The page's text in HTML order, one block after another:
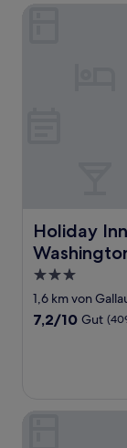
Bewertungen)
Holiday
Holiday Inn
3.0-
Sterne-
Unterkunft
1,6 km von
7.2
7,2/10 Gut
Holiday Inn